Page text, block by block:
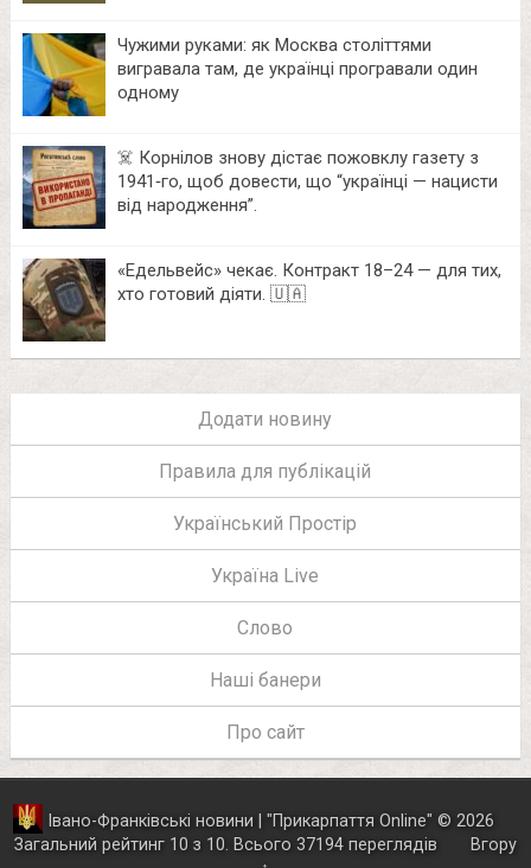
Чужими руками: як Москва століттями
вигравала там, де українці програвали один
одному
☠️ Корнілов знову дістає пожовклу газету з
1941‑го, щоб довести, що “українці — нацисти
від народження”.
«Едельвейс» чекає. Контракт 18–24 — для тих,
хто готовий діяти. 🇺🇦
Додати новину
Правила для публікацій
Український Простір
Україна Live
Слово
Наші банери
Про сайт
Івано-Франківські новини | "Прикарпаття Online" © 2026
Загальний рейтинг 10 з 10. Всього 37194переглядів
Вгору